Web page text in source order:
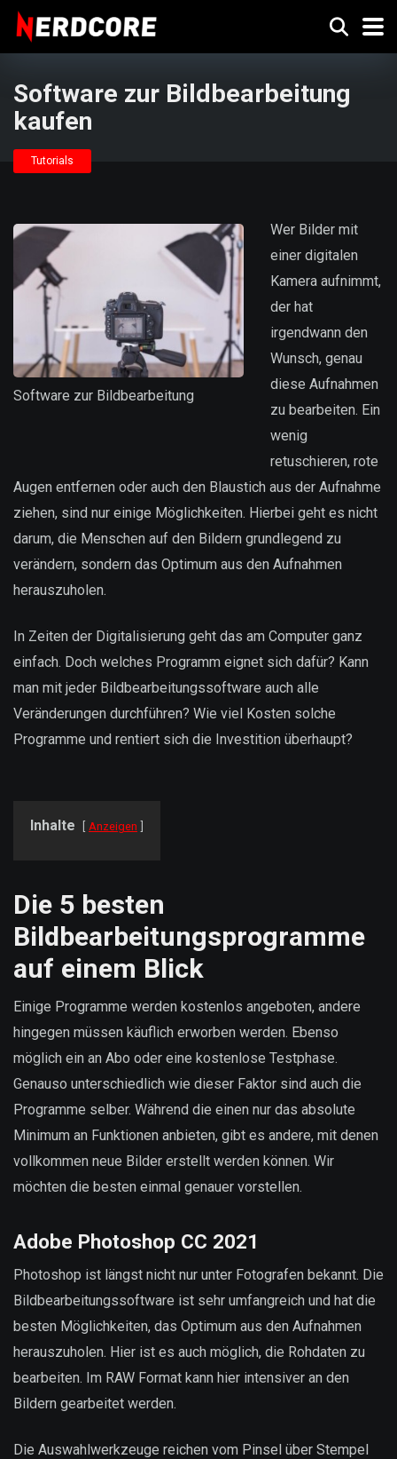
Software zur Bildbearbeitung
kaufen
Tutorials
Software zur Bildbearbeitung
Wer Bilder mit
einer digitalen
Kamera aufnimmt,
der hat
irgendwann den
Wunsch, genau
diese Aufnahmen
zu bearbeiten. Ein
wenig
retuschieren, rote
Augen entfernen oder auch den Blaustich aus der Aufnahme
ziehen, sind nur einige Möglichkeiten. Hierbei geht es nicht
darum, die Menschen auf den Bildern grundlegend zu
verändern, sondern das Optimum aus den Aufnahmen
herauszuholen.
In Zeiten der Digitalisierung geht das am Computer ganz
einfach. Doch welches Programm eignet sich dafür? Kann
man mit jeder Bildbearbeitungssoftware auch alle
Veränderungen durchführen? Wie viel Kosten solche
Programme und rentiert sich die Investition überhaupt?
Inhalte Anzeigen
Die 5 besten
Bildbearbeitungsprogramme
auf einem Blick
Einige Programme werden kostenlos angeboten, andere
hingegen müssen käuflich erworben werden. Ebenso
möglich ein an Abo oder eine kostenlose Testphase.
Genauso unterschiedlich wie dieser Faktor sind auch die
Programme selber. Während die einen nur das absolute
Minimum an Funktionen anbieten, gibt es andere, mit denen
vollkommen neue Bilder erstellt werden können. Wir
möchten die besten einmal genauer vorstellen.
Adobe Photoshop CC 2021
Photoshop ist längst nicht nur unter Fotografen bekannt. Die
Bildbearbeitungssoftware ist sehr umfangreich und hat die
besten Möglichkeiten, das Optimum aus den Aufnahmen
herauszuholen. Hier ist es auch möglich, die Rohdaten zu
bearbeiten. Im RAW Format kann hier intensiver an den
Bildern gearbeitet werden.
Die Auswahlwerkzeuge reichen vom Pinsel über Stempel